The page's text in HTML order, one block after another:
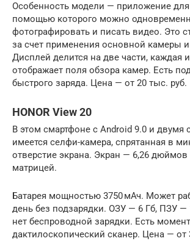
Особенность модели — приложение
помощью которого можно
фотографировать и писать видео. Это
за счет применения основной камеры
Дисплей делится на две части, каждая
отображает поля обзора камер. Есть
быстрого заряда. Цена — от 20 тыс. руб.
HONOR View 20
В этом смартфоне с Android 9.0 и двумя
имеется селфи-камера, спрятанная в
отверстие экрана. Экран — 6,26 дюймов
матрицей.
Батарея мощностью 3750 мАч. Может
день без подзарядки. ОЗУ — 6 Гб, ПЗУ
нет беспроводной зарядки. Есть
дактилоскопический сканер. Цена — от